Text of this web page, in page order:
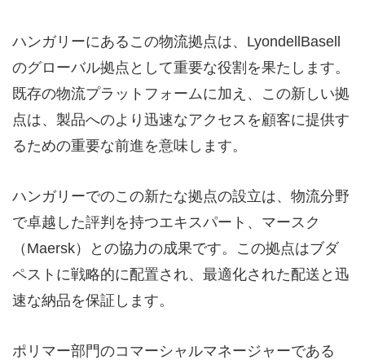
ハンガリーにあるこの物流拠点は、 LyondellBasell
のグローバル拠点として重要な役割を果たします。
既存の物流プラットフォームに加え、この新しい拠
点は、製品へのより迅速なアクセスを顧客に提供す
るための重要な前進を意味します。
ハンガリーでのこの新たな拠点の設立は、物流分野
で卓越した評判を持つエキスパート、マースク
（ Maersk）との協力の成果です。この拠点はブダ
ペストに戦略的に配置され、最適化された配送と迅
速な納品を保証します。
ポリマー部門のコマーシャルマネージャーである